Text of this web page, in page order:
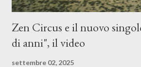
Zen Circus e il nuovo
di anni", il video
settembre 02, 2025